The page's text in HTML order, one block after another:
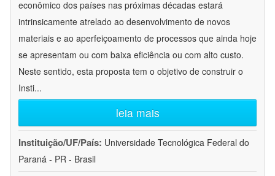
econômico dos países nas próximas décadas estará
intrinsicamente atrelado ao desenvolvimento de novos
materiais e ao aperfeiçoamento de processos que ainda hoje
se apresentam ou com baixa eficiência ou com alto custo.
Neste sentido, esta proposta tem o objetivo de construir o
Insti...
leia mais
Instituição/UF/País: Universidade Tecnológica Federal do
Paraná - PR - Brasil